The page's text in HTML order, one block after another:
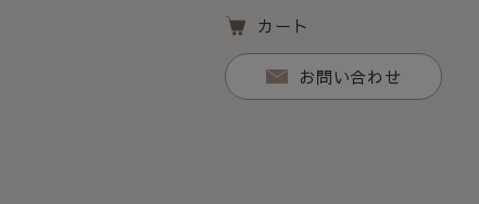
カート
お問い合わせ